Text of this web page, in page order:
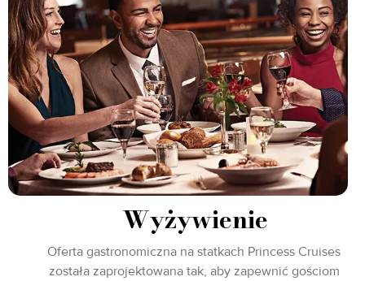
Wyżywienie
Oferta gastronomiczna na statkach Princess Cruises
została zaprojektowana tak, aby zapewnić gościom